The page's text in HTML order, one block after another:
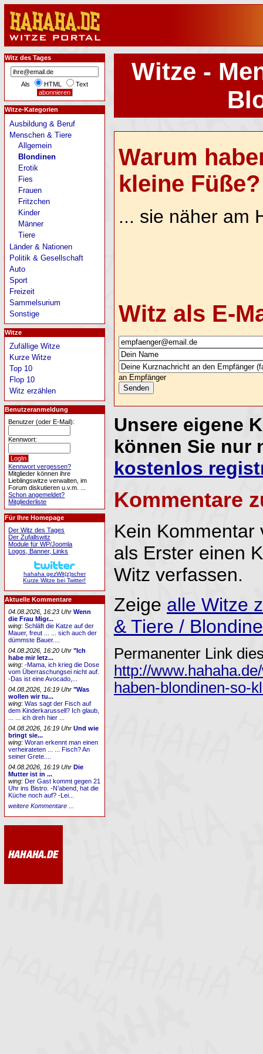
Witze -
Warum
kleine
... sie näher am
Witz als E-
an Empfänger
Unsere eigene
können Sie nur
kostenlos
Kommentare
Kein Kommentar
als Erster einen
Witz verfassen.
Zeige alle Witze
& Tiere /
Permanenter Link
http://
haben-blondinen-so-
Witz des Tages
Als HTML Text
Witze-Kategorien
Ausbildung & Beruf
Menschen & Tiere
Allgemein
Blondinen
Erotik
Fies
Frauen
Fritzchen
Kinder
Männer
Tiere
Länder & Nationen
Politik & Gesellschaft
Auto
Sport
Freizeit
Sammelsurium
Sonstige
Witze
Zufällige Witze
Kurze Witze
Top 10
Flop 10
Witz erzählen
Benutzeranmeldung
Benutzer (oder E-Mail):
Kennwort:
Kennwort vergessen?
Mitglieder können ihre
Lieblingswitze verwalten, im
Forum diskutieren u.v.m. ...
Schon angemeldet?
Mitgliederliste
Für Ihre Homepage
Der Witz des Tages
Der Zufallswitz
Module für WP/Joomla
Logos, Banner, Links
hahaha gezWit(z)scher
Kurze Witze bei Twitter!
Aktuelle Kommentare
04.08.2026, 16:23 Uhr Wenn
die Frau Migr...
wing:Schläft die Katze auf der
Mauer, freut ... ... sich auch der
dümmste Bauer....
04.08.2026, 16:20 Uhr "Ich
habe mir letz...
wing:-Mama, ich krieg die Dose
vom Überraschungsei nicht auf.
-Das ist eine Avocado,...
04.08.2026, 16:19 Uhr "Was
wollen wir tu...
wing:Was sagt der Fisch auf
dem Kinderkarussell? Ich glaub,
... ... ich dreh hier ...
04.08.2026, 16:19 Uhr Und wie
bringt sie...
wing:Woran erkennt man einen
verheirateten ... ... Fisch? An
seiner Grete....
04.08.2026, 16:19 Uhr Die
Mutter ist in ...
wing:Der Gast kommt gegen 21
Uhr ins Bistro. -N’abend, hat die
Küche noch auf? -Lei...
weitere Kommentare ...